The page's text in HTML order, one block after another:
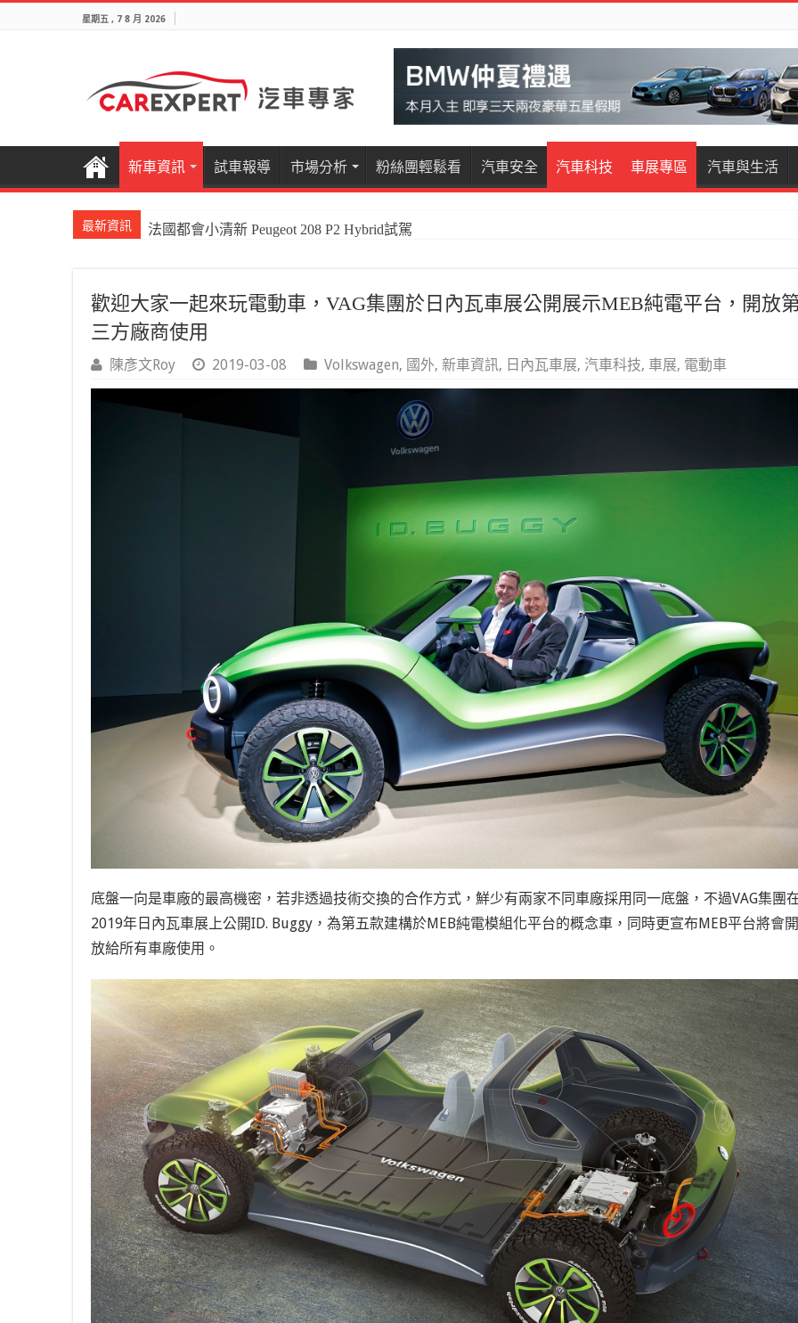
星期五 , 7 8 月 2026
新車資訊 試車報導 市場分析 粉絲團輕鬆看 汽車安全 汽車科技 車展專區 汽車與生活
最新資訊 法國都會小清新 Peugeot 208 P2 Hybrid試駕
國產電油休旅新王者Honda CR-V e:HEV Prestige試駕
歡迎大家一起來玩電動車，VAG集團於日內瓦車展公開展示MEB純電平台，開放
三方廠商使用
陳彥文Roy 2019-03-08 Volkswagen, 國外, 新車資訊, 日內瓦車展, 汽車科技, 車展, 電動車
底盤一向是車廠的最高機密，若非透過技術交換的合作方式，鮮少有兩家不同車廠採用同一底盤，不過VAG集團
2019年日內瓦車展上公開ID. Buggy，為第五款建構於MEB純電模組化平台的概念車，同時更宣布MEB平台將會開
放給所有車廠使用。